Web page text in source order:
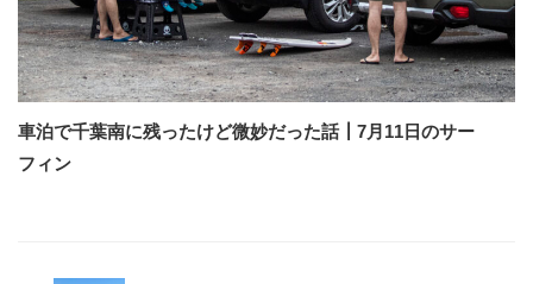
車泊で千葉南に残ったけど微妙だった話┃7月11日のサー
フィン